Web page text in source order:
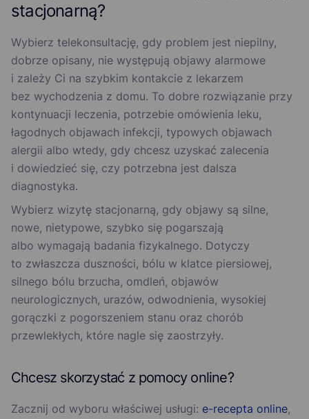
stacjonarną?
Wybierz telekonsultację, gdy problem jest niepilny,
dobrze opisany, nie występują objawy alarmowe
i zależy Ci na szybkim kontakcie z lekarzem
bez wychodzenia z domu. To dobre rozwiązanie przy
kontynuacji leczenia, potrzebie omówienia leku,
łagodnych objawach infekcji, typowych objawach
alergii albo wtedy, gdy chcesz uzyskać zalecenia
i dowiedzieć się, czy potrzebna jest dalsza
diagnostyka.
Wybierz wizytę stacjonarną, gdy objawy są silne,
nowe, nietypowe, szybko się pogarszają
albo wymagają badania fizykalnego. Dotyczy
to zwłaszcza duszności, bólu w klatce piersiowej,
silnego bólu brzucha, omdleń, objawów
neurologicznych, urazów, odwodnienia, wysokiej
gorączki z pogorszeniem stanu oraz chorób
przewlekłych, które nagle się zaostrzyły.
Chcesz skorzystać z pomocy online?
Zacznij od wyboru właściwej usługi: e-recepta online,